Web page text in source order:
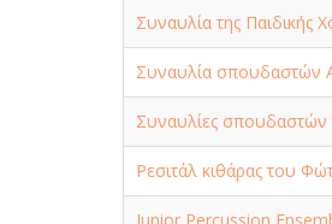
Συναυλία της Παιδικής
Συναυλία σπουδαστών
Συναυλίες σπουδαστών
Ρεσιτάλ κιθάρας του